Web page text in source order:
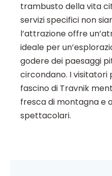
trambusto della vita
servizi specifici non
l’attrazione offre
ideale per
godere dei paesaggi
circondano. I visitatori
fascino di Travnik
fresca di montagna e
spettacolari.